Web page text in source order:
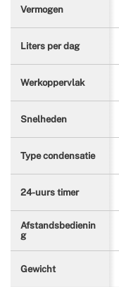
Vermogen
Liters per dag
Werkoppervlak
Snelheden
Type condensatie
24-uurs timer
Afstandsbedienin
g
Gewicht